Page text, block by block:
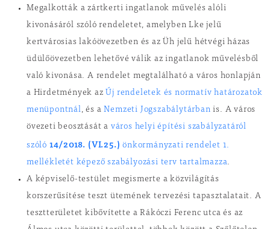
Megalkották a zártkerti ingatlanok művelés alóli
kivonásáról szóló rendeletet, amelyben Lke jelű
kertvárosias lakóövezetben és az Üh jelű hétvégi házas
üdülőövezetben lehetővé válik az ingatlanok művelésből
való kivonása. A rendelet megtalálható a város honlapján
a Hirdetmények az Új rendeletek és normatív határozatok
menüpontnál, és aNemzeti Jogszabálytárban is. A város
övezeti beosztását a város helyi építési szabályzatáról
szóló 14/2018. (VI.25.)önkormányzati rendelet 1.
mellékletét képező szabályozási terv tartalmazza.
A képviselő-testület megismerte a közvilágítás
korszerűsítése teszt ütemének tervezési tapasztalatait. A
tesztterületet kibővítette a Rákóczi Ferenc utca és az